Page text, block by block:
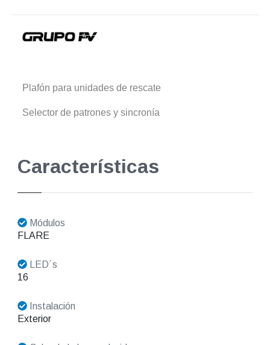
Plafón para unidades de rescate
Selector de patrones y sincronía
Características
Módulos
FLARE
LED´s
16
Instalación
Exterior